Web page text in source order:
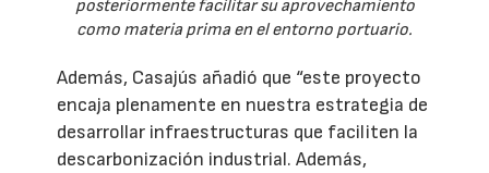
posteriormente facilitar su aprovechamiento
como materia prima en el entorno portuario.
Además, Casajús añadió que “este proyecto
encaja plenamente en nuestra estrategia de
desarrollar infraestructuras que faciliten la
descarbonización industrial. Además,